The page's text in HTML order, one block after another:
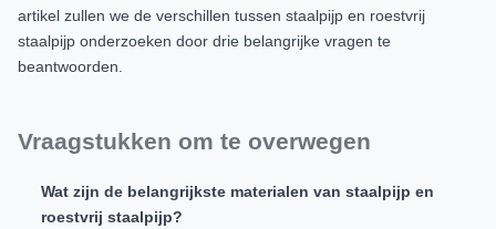
artikel zullen we de verschillen tussen staalpijp en roestvrij
staalpijp onderzoeken door drie belangrijke vragen te
beantwoorden.
Vraagstukken om te overwegen
Wat zijn de belangrijkste materialen van staalpijp en
roestvrij staalpijp?